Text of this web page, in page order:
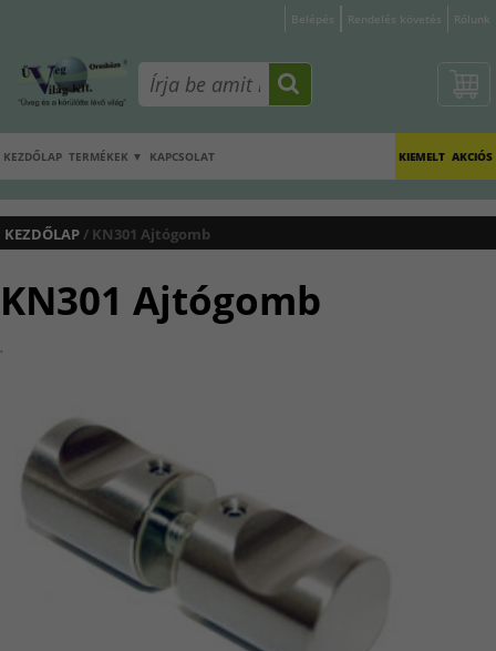
Rólunk
Rendelés követés
Belépés
KEZDŐLAP TERMÉKEK ▼ KAPCSOLAT AKCIÓS
KIEMELT
KEZDŐLAP/ KN301 Ajtógomb
KN301 Ajtógomb
.